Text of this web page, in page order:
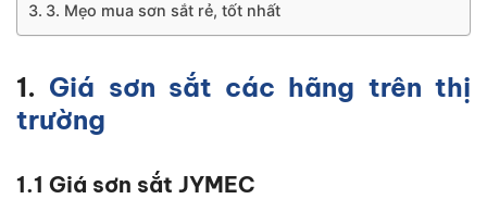
3. Mẹo mua sơn sắt rẻ, tốt nhất
1. Giá sơn sắt các hãng trên thị
trường
1.1 Giá sơn sắt JYMEC